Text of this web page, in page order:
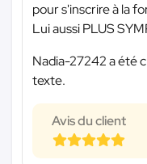
pour s'inscrire à la
Lui aussi PLUS
Nadia-27242 a été
texte.
Avis du client